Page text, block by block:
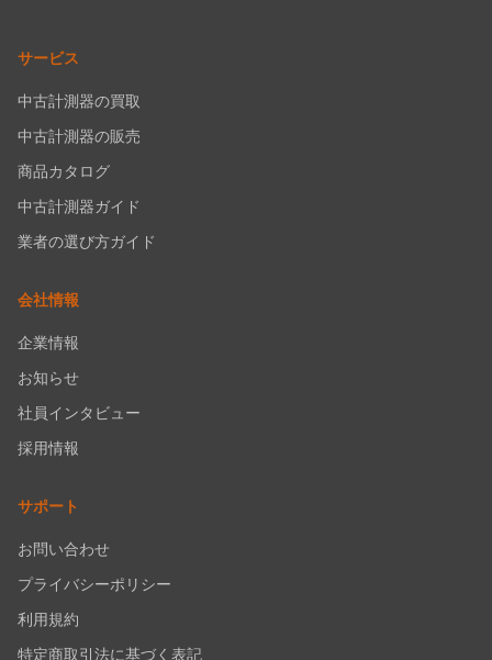
サービス
中古計測器の買取
中古計測器の販売
商品カタログ
中古計測器ガイド
業者の選び方ガイド
会社情報
企業情報
お知らせ
社員インタビュー
採用情報
サポート
お問い合わせ
プライバシーポリシー
利用規約
特定商取引法に基づく表記